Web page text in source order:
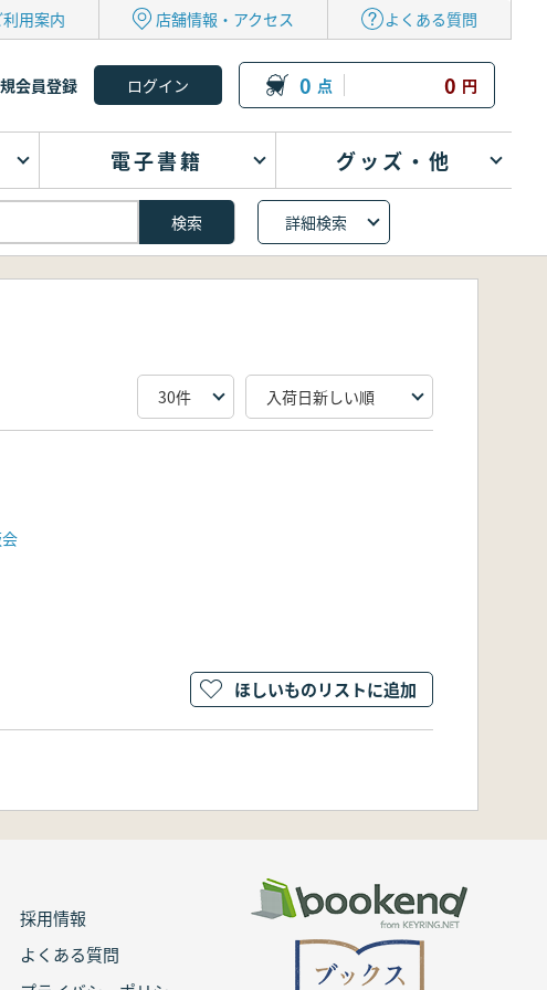
利用案内 店舗情報・アクセス よくある質問
会員登録 0 点 0 円
電子書籍 グッズ・他
詳細検索
ほしいものリストに追加
採用情報
よくある質問